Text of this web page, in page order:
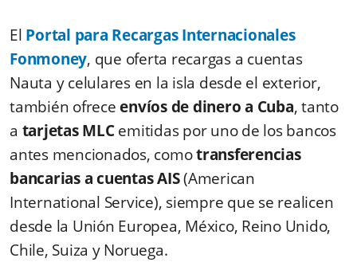
El Portal para Recargas Internacionales
Fonmoney, que oferta recargas a cuentas
Nauta y celulares en la isla desde el exterior,
también ofreceenvíos de dinero a Cuba, tanto
a tarjetas MLCemitidas por uno de los bancos
antes mencionados, comotransferencias
bancarias a cuentas AIS(American
International Service), siempre que se realicen
desde la Unión Europea, México, Reino Unido,
Chile, Suiza y Noruega.